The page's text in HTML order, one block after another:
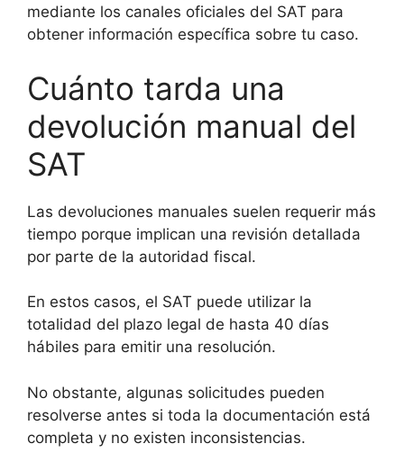
mediante los canales oficiales del SAT para
obtener información específica sobre tu caso.
Cuánto tarda una
devolución manual del
SAT
Las devoluciones manuales suelen requerir más
tiempo porque implican una revisión detallada
por parte de la autoridad fiscal.
En estos casos, el SAT puede utilizar la
totalidad del plazo legal de hasta 40 días
hábiles para emitir una resolución.
No obstante, algunas solicitudes pueden
resolverse antes si toda la documentación está
completa y no existen inconsistencias.